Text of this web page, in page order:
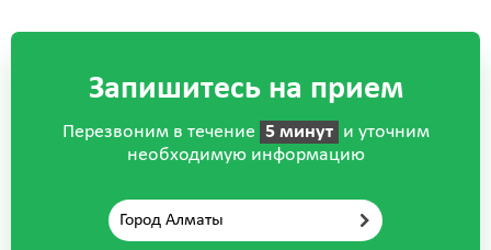
Запишитесь на прием
Перезвоним в течение 5 минут и уточним
необходимую информацию
Город Алматы